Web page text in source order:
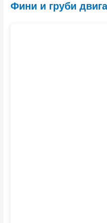
Фини и груби